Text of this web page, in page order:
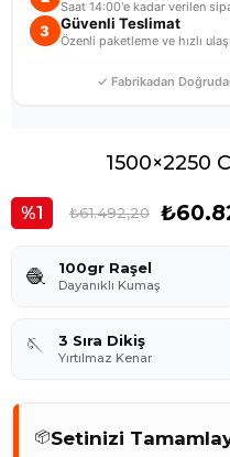
Saat 14:00'e kadar verilen
3 Güvenli Teslimat
Özenli paketleme ve hızlı
✓ Fabrikadan
1500×2250
1 ₺61.492,20
🧶 100gr Raşel
Dayanıklı Kumaş
🪡 3 Sıra Dikiş
Yırtılmaz Kenar
📦Setinizi